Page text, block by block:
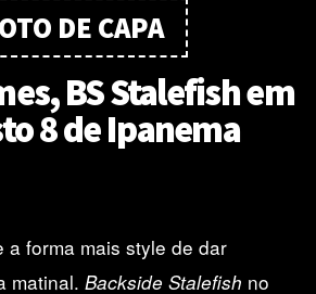
DE CAPA
BS Stalefish em
8 de Ipanema
a forma mais style de dar
matinal. Backside Stalefish no